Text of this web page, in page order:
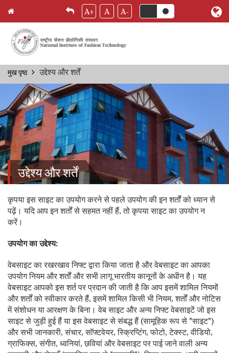
Skip
content
A+ A A-
Breadcrumb
मुख पृष्ठ उद्देश्य और शर्तें
उद्देश्य और शर्तें
कृपया इस साइट का उपयोग करने से पहले उपयोग की इन शर्तों को ध्यान से
पढ़ें। यदि आप इन शर्तों से सहमत नहीं हैं, तो कृपया साइट का उपयोग न
करें।
उपयोग का उद्देश्य:
वेबसाइट का रखरखाव निफ्ट द्वारा किया जाता है और वेबसाइट का आपका
उपयोग नियम और शर्तों और सभी लागू भारतीय कानूनों के अधीन है। यह
वेबसाइट आपको इस शर्त पर प्रदान की जाती है कि आप इसमें शामिल नियमों
और शर्तों को स्वीकार करते हैं, इसमें शामिल किसी भी नियम, शर्तों और नोटिस
में संशोधन या आरक्षण के बिना। वेब साइट और अन्य निफ्ट वेबसाइटें जो इस
साइट से जुड़ी हुई हैं या इस वेबसाइट से संबद्ध हैं (सामूहिक रूप से "साइट")
और सभी जानकारी, संचार, सॉफ्टवेयर, स्क्रिप्टिंग, फोटो, टेक्स्ट, वीडियो,
ग्राफिक्स, संगीत, ध्वनियां, छवियां और वेबसाइट पर पाई जाने वाली अन्य